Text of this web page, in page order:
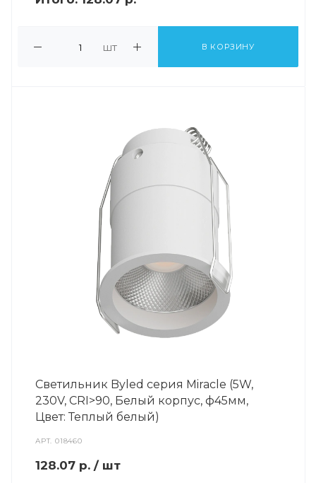
шт В КОРЗИНУ
Светильник Byled серия Miracle (5W,
230V, CRI>90, Белый корпус, ф45мм,
Цвет: Теплый белый)
АРТ.018460
128.07 р. / шт